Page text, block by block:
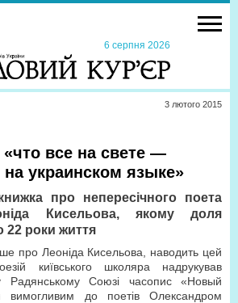
6 серпня 2026
3 лютого 2015
«что все на свете —
украинском языке»
про непересічного поета
Кисельова, якому доля
22 роки життя
про Леоніда Кисельова, наводить цей
київського школяра надрукував
Радянському Союзі часопис «Новый
вимогливим до поетів Олександром